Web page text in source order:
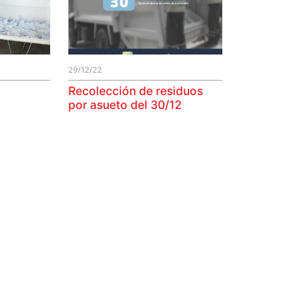
29/12/22
Recolección de residuos
por asueto del 30/12